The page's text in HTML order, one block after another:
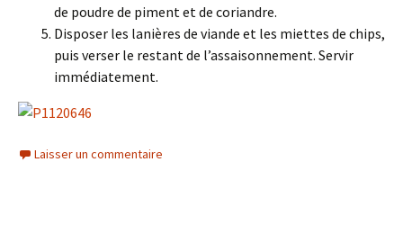
de poudre de piment et de coriandre.
Disposer les lanières de viande et les miettes de chips,
puis verser le restant de l’assaisonnement. Servir
immédiatement.
Laisser un commentaire